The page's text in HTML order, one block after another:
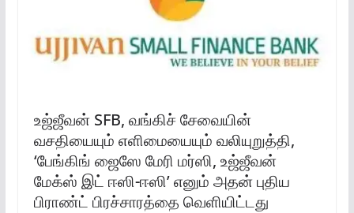
உஜ்ஜீவன் SFB, வங்கிச் சேவையின்
வசதியையும் எளிமையையும் வலியுறுத்தி,
‘பேங்கிங் ஜைஸே மேரி மர்ஸி, உஜ்ஜீவன்
மேக்ஸ் இட் ஈஸி-ஈஸி’ எனும் அதன் புதிய
பிராண்ட் பிரச்சாரத்தை வெளியிட்டது